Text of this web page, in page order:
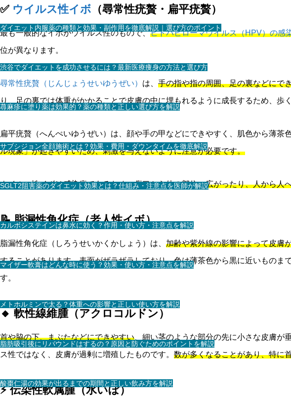
ダイエット内服薬の種類と効果・副作用を徹底解説｜選び方のポイント
渋谷でダイエットを成功させるには？最新医療痩身の方法と選び方
蕁麻疹に塗り薬は効果的？薬の種類と正しい選び方を解説
サブシジョン全顔施術とは？効果・費用・ダウンタイムを徹底解説
SGLT2阻害薬のダイエット効果とは？仕組み・注意点を医師が解説
カルボシステインは鼻水に効く？作用・使い方・注意点を解説
マイザー軟膏はどんな時に使う？効果・使い方・注意点を解説
メトホルミンで太る？体重への影響と正しい使い方を解説
脂肪吸引後にリバウンドはするの？原因と防ぐためのポイントを解説
酸棗仁湯の効果が出るまでの期間と正しい飲み方を解説
✅ ウイルス性イボ （尋常性疣贅・扁平疣贅）
最も一般的なイボがウイルス性のもので、ヒトパピローマウイルス（HPV）の感
位が異なります。
尋常性疣贅（じんじょうせいゆうぜい） は、 手の指や指の周囲、足の裏などにで
り、足の裏では体重がかかることで皮膚の中に埋もれるように成長するため、歩
扁平疣贅（へんぺいゆうぜい）は、顔や手の甲などにできやすく、肌色から薄茶
ル現象」が起きやすいため、刺激を与えないように注意が必要です。
ウイルス性イボは感染症であるため、傷口から他の部位へ広がったり、人から人
📝 脂漏性角化症（老人性イボ）
脂漏性角化症（しろうせいかくかしょう）は、 加齢や紫外線の影響によって皮膚
することがあります。表面がザラザラしており、色は薄茶色から黒に近いものま
す。
🔸 軟性線維腫（アクロコルドン）
首や脇の下、まぶたなどにできやすい 、細い茎のような部分の先に小さな皮膚
ス性ではなく、皮膚が過剰に増殖したものです。 数が多くなることがあり、特に
⚡ 伝染性軟属腫（水いぼ）